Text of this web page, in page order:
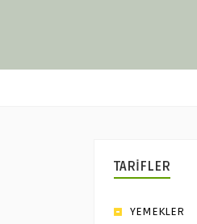
TARİFLER
YEMEKLER